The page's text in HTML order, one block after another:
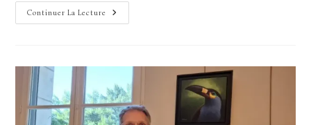
Continuer La Lecture
Exposition
Permanente
Rouen…